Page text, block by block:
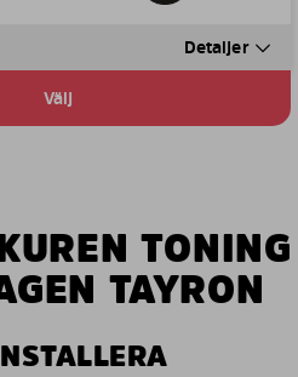
Detaljer
Välj
TAYRON